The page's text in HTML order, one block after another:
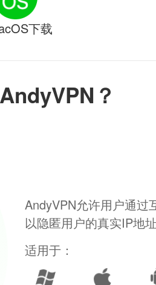
？
AndyVPN允许用户通过
以隐匿用户的真实IP地
适用于：
下载